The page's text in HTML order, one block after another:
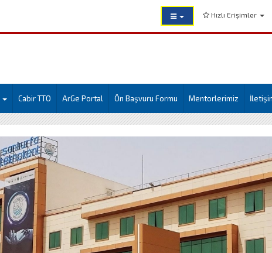
Hızlı Erişimler
Cabir TTO ArGe Portal Ön Başvuru Formu Mentorlerimiz